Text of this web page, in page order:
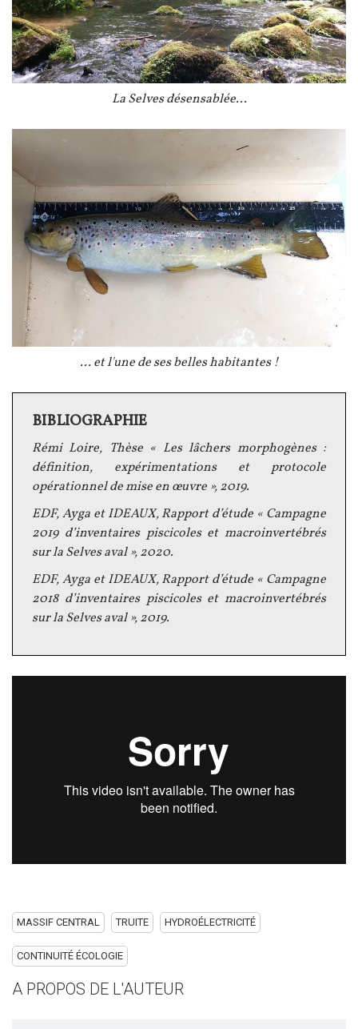
La Selves désensablée...
... et l'une de ses belles habitantes !
Texte
BIBLIOGRAPHIE
Rémi Loire, Thèse « Les lâchers morphogènes :
définition, expérimentations et protocole
opérationnel de mise en œuvre », 2019.
EDF, Ayga et IDEAUX, Rapport d’étude « Campagne
2019 d’inventaires piscicoles et macroinvertébrés
sur la Selves aval », 2020.
EDF, Ayga et IDEAUX, Rapport d’étude « Campagne
2018 d’inventaires piscicoles et macroinvertébrés
sur la Selves aval », 2019.
MASSIF CENTRAL TRUITE HYDROÉLECTRICITÉ
CONTINUITÉ ÉCOLOGIE
A PROPOS DE L'AUTEUR